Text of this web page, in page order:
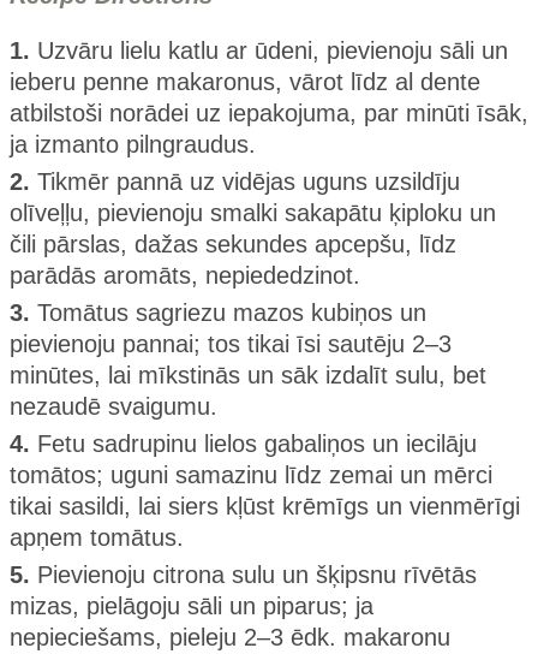
1. Uzvāru lielu katlu ar ūdeni, pievienoju sāli un
ieberu penne makaronus, vārot līdz al dente
atbilstoši norādei uz iepakojuma, par minūti īsāk,
ja izmanto pilngraudus.
2. Tikmēr pannā uz vidējas uguns uzsildīju
olīveļļu, pievienoju smalki sakapātu ķiploku un
čili pārslas, dažas sekundes apcepšu, līdz
parādās aromāts, nepiededzinot.
3. Tomātus sagriezu mazos kubiņos un
pievienoju pannai; tos tikai īsi sautēju 2–3
minūtes, lai mīkstinās un sāk izdalīt sulu, bet
nezaudē svaigumu.
4. Fetu sadrupinu lielos gabaliņos un iecilāju
tomātos; uguni samazinu līdz zemai un mērci
tikai sasildi, lai siers kļūst krēmīgs un vienmērīgi
apņem tomātus.
5. Pievienoju citrona sulu un šķipsnu rīvētās
mizas, pielāgoju sāli un piparus; ja
nepieciešams, pieleju 2–3 ēdk. makaronu